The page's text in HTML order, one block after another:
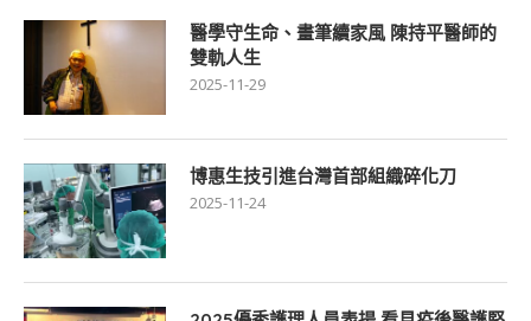
醫學守生命、畫筆續家風 陳持平醫師的
雙軌人生
2025-11-29
博惠生技引進台灣首部組織碎化刀
2025-11-24